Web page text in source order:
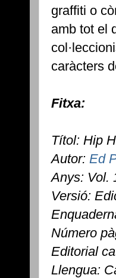
graffiti o
amb tot el
caràcters
Fitxa:
Títol: Hip
Autor: Ed
Anys: Vol.
Versió:
Número
Editorial
Llengua: